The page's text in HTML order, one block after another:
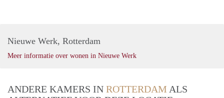
Nieuwe Werk, Rotterdam
Meer informatie over wonen in Nieuwe Werk
ANDERE KAMERS IN ROTTERDAM ALS